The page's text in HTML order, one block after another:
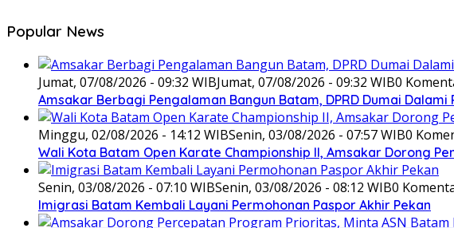
Popular News
Jumat, 07/08/2026 - 09:32 WIBJumat, 07/08/2026 - 09:32 WIB0
Amsakar Berbagi Pengalaman Bangun Batam, DPRD Dumai
Minggu, 02/08/2026 - 14:12 WIBSenin, 03/08/2026 - 07:57 WIB0
Wali Kota Batam Open Karate Championship II, Amsakar Dorong
Senin, 03/08/2026 - 07:10 WIBSenin, 03/08/2026 - 08:12 WIB0
Imigrasi Batam Kembali Layani Permohonan Paspor Akhir Pekan